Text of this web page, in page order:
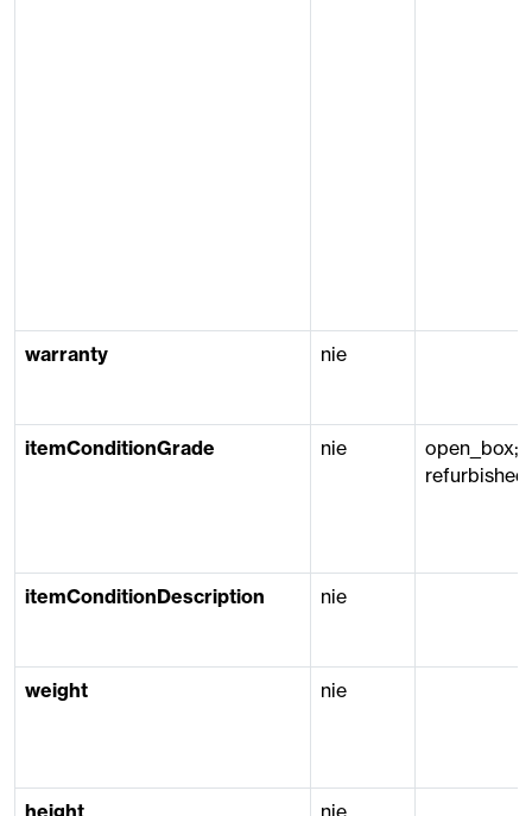
warranty nie
itemConditionGrade nie
open_box;
itemConditionDescription nie
weight nie
height nie